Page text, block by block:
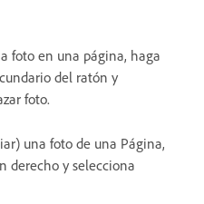
foto en una página, haga
del ratón y
foto.
una foto de una Página,
derecho y selecciona